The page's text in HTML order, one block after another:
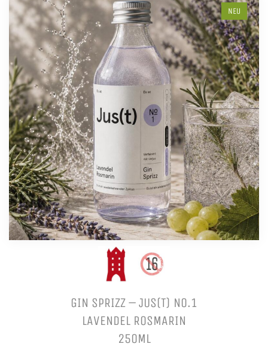
NEU
GIN SPRIZZ – JUS(T) NO.1
LAVENDEL ROSMARIN
250ML